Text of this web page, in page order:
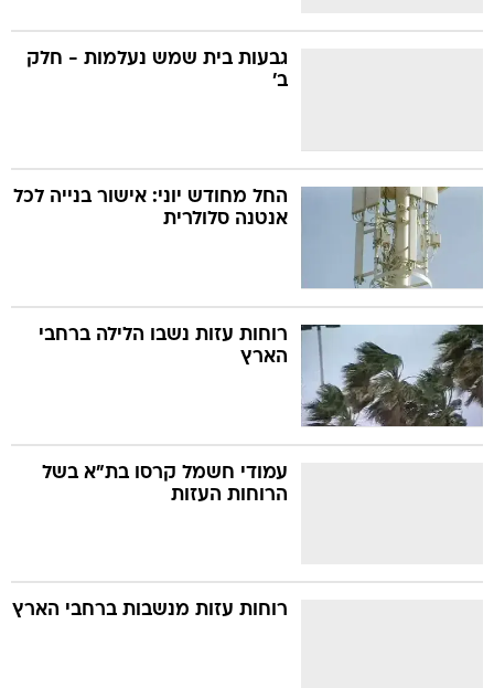
גבעות בית שמש נעלמות - חלק
ב'
החל מחודש יוני: אישור בנייה לכל
אנטנה סלולרית
רוחות עזות נשבו הלילה ברחבי
הארץ
עמודי חשמל קרסו בת"א בשל
הרוחות העזות
רוחות עזות מנשבות ברחבי הארץ